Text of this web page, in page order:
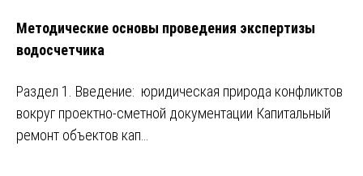
Методические основы проведения экспертизы
водосчетчика
Раздел 1. Введение: юридическая природа конфликтов
вокруг проектно-сметной документации Капитальный
ремонт объектов кап…